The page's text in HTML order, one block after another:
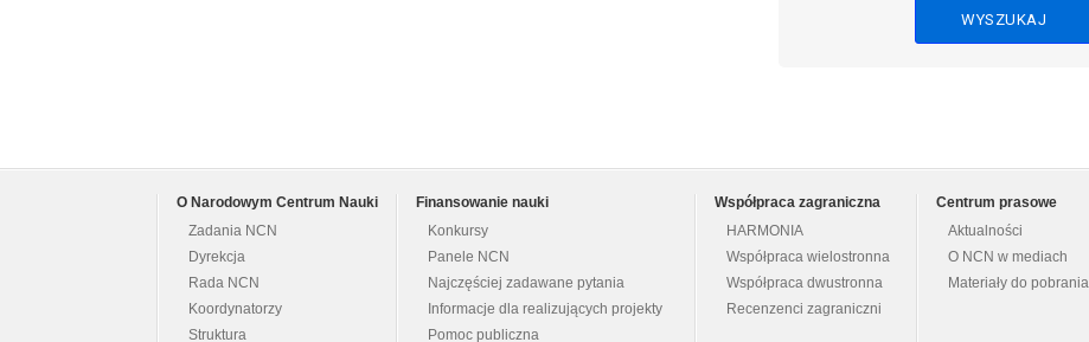
O Narodowym Centrum Nauki
Zadania NCN
Dyrekcja
Rada NCN
Koordynatorzy
Struktura
Finansowanie nauki
Konkursy
Panele NCN
Najczęściej zadawane pytania
Informacje dla realizujących projekty
Pomoc publiczna
Współpraca zagraniczna
HARMONIA
Współpraca wielostronna
Współpraca dwustronna
Recenzenci zagraniczni
Centrum prasowe
Aktualności
O NCN w mediach
Materiały do pobrania